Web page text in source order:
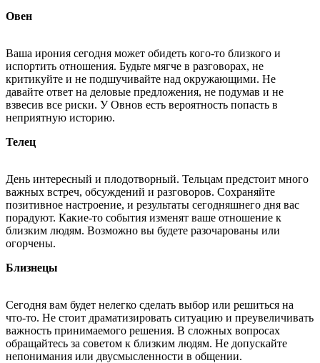
Овен
Ваша ирония сегодня может обидеть кого-то близкого и
испортить отношения. Будьте мягче в разговорах, не
критикуйте и не подшучивайте над окружающими. Не
давайте ответ на деловые предложения, не подумав и не
взвесив все риски. У Овнов есть вероятность попасть в
неприятную историю.
Телец
День интересный и плодотворный. Тельцам предстоит много
важных встреч, обсуждений и разговоров. Сохраняйте
позитивное настроение, и результаты сегодняшнего дня вас
порадуют. Какие-то события изменят ваше отношение к
близким людям. Возможно вы будете разочарованы или
огорчены.
Близнецы
Сегодня вам будет нелегко сделать выбор или решиться на
что-то. Не стоит драматизировать ситуацию и преувеличивать
важность принимаемого решения. В сложных вопросах
обращайтесь за советом к близким людям. Не допускайте
непонимания или двусмысленности в общении.